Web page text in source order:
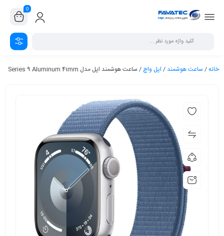
0
خانه/ ساعت هوشمند / اپل واچ / ساعت هوشمند اپل مدل Series 9 Aluminum 41mm